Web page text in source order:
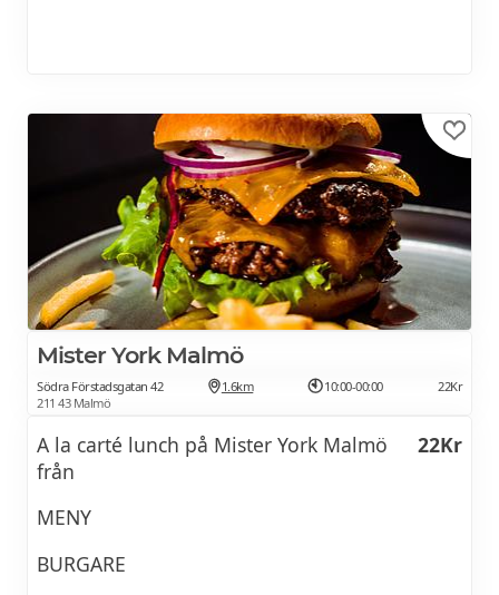
Mister York Malmö
Södra Förstadsgatan 42
211 43 Malmö
1.6km 10:00-00:00 22Kr
A la carté lunch på Mister York Malmö
från
22Kr
MENY
BURGARE